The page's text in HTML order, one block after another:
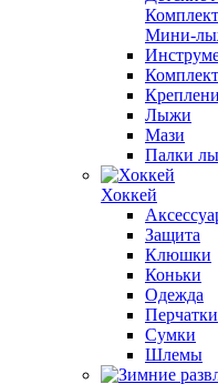
Мини-
Лыжи
Мази
Палки
Хоккей
Защита
Клюшки
Коньки
Одежда
Перчатки
Сумки
Шлемы